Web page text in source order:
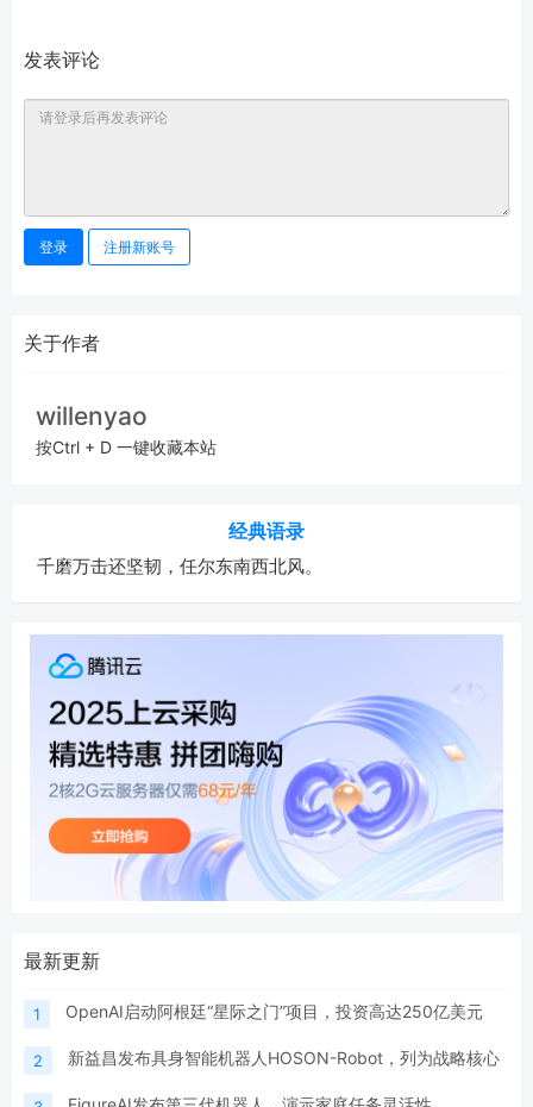
发表评论
登录 注册新账号
关于作者
willenyao
按Ctrl + D 一键收藏本站
经典语录
千磨万击还坚韧，任尔东南西北风。
最新更新
1 OpenAI启动阿根廷“星际之门”项目，投资高达250亿美元
2 新益昌发布具身智能机器人HOSON-Robot，列为战略核心